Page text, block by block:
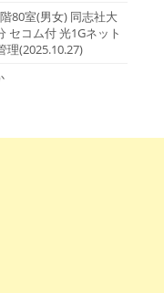
80室(男女) 同志社大
セコム付 光1Gネット
理(2025.10.27)